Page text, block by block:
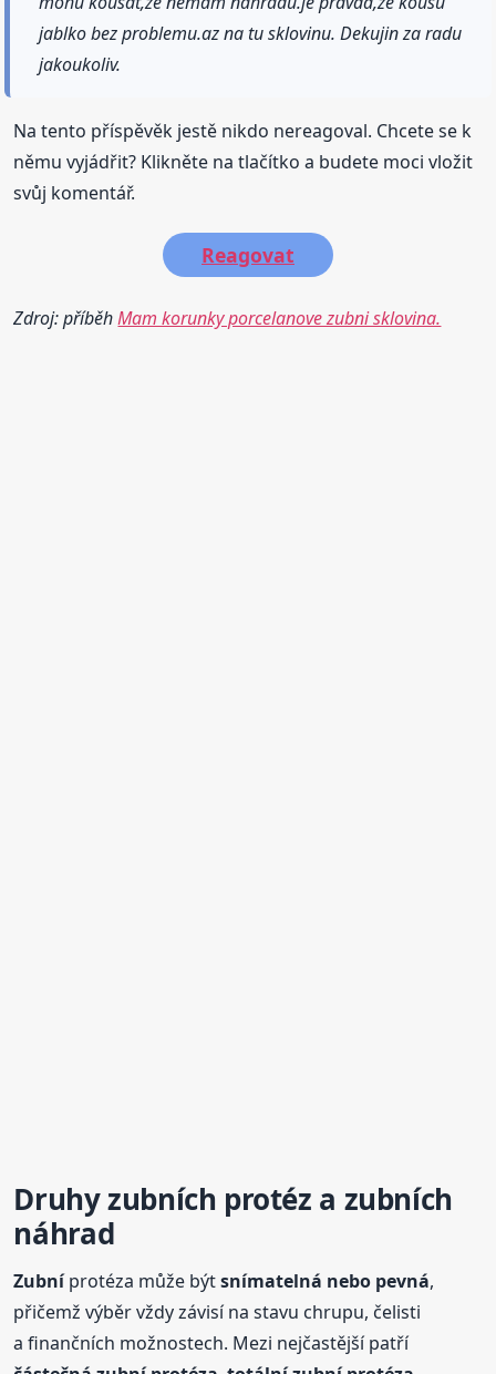
jablko bez problemu.az na tu sklovinu. Dekujin za radu
jakoukoliv.
Na tento příspěvěk jestě nikdo nereagoval. Chcete se k
němu vyjádřit? Klikněte na tlačítko a budete moci vložit
svůj komentář.
Reagovat
Zdroj: příběhMam korunky porcelanove zubni sklovina.
Druhyzubních protéz a zubních
náhrad
Zubníprotéza může býtsnímatelná nebo pevná,
přičemž výběr vždy závisí na stavu chrupu, čelisti
a finančních možnostech. Mezi nejčastější patří